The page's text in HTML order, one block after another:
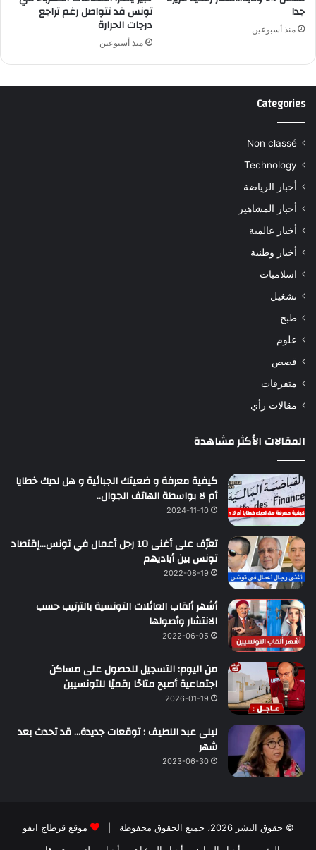
جدا
منذ أسبوعين
تونس قد تتواصل رغم تراجع
درجات الحرارة
منذ أسبوعين
Categories
Non classé
Technology
أخبار الرياضة
أخبار المشاهير
أخبار عالمية
أخبار وطنية
اسلاميات
تشغيل
طبخ
علوم
قصص
متفرقات
مقالات رأي
المقالات الأكثر مشاهدة
كيفية معرفة و ضعيتك الجبائية و هل لديك خطايا
أم لا بواسطة الهاتف الجوال..
2024-11-10
تعرّف على أغنى 10 رجل أعمال في تونس…إقتصاد
تونس بين أياديهم
2022-08-19
أشهر ألقاب العائلات التونسية بالترتيب حسب
الانتشار وأصولها
2022-06-05
من اليوم: التسجيل للحصول على مساكن
اجتماعية أصبح متاحًا رقميًا للتونسيين
2026-01-19
ليلى عبد اللطيف : توقعات جديدة… قد تحدث بعد
شهر
2023-06-30
© حقوق النشر 2026، جميع الحقوق محفوظة |
موقع قرطاج انفو